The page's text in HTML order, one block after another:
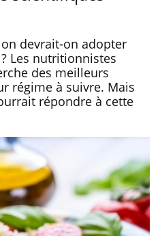
devrait-on adopter
Les nutritionnistes
des meilleurs
régime à suivre. Mais
répondre à cette